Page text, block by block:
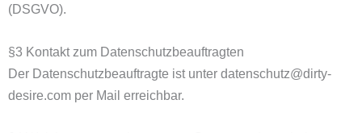
(DSGVO).
§3 Kontakt zum Datenschutzbeauftragten
Der Datenschutzbeauftragte ist unter datenschutz@dirty-
desire.com per Mail erreichbar.